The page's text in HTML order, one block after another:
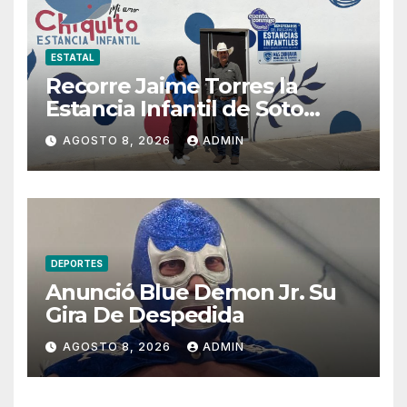
ESTATAL
Recorre Jaime Torres la
Estancia Infantil de Soto
Máynez y refrenda
compromiso con la niñez del
Distrito 13
AGOSTO 8, 2026 ADMIN
DEPORTES
Anunció Blue Demon Jr. Su
Gira De Despedida
AGOSTO 8, 2026 ADMIN